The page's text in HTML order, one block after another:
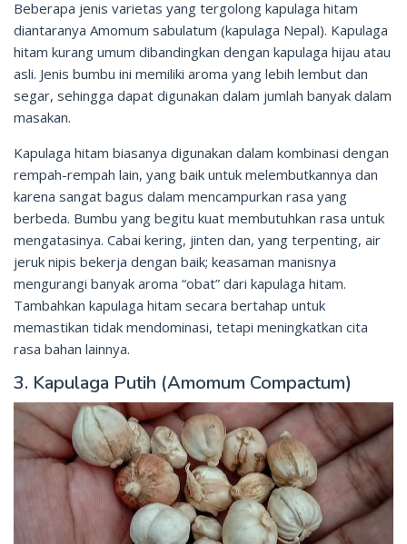
Beberapa jenis varietas yang tergolong kapulaga hitam
diantaranya Amomum sabulatum (kapulaga Nepal). Kapulaga
hitam kurang umum dibandingkan dengan kapulaga hijau atau
asli. Jenis bumbu ini memiliki aroma yang lebih lembut dan
segar, sehingga dapat digunakan dalam jumlah banyak dalam
masakan.
Kapulaga hitam biasanya digunakan dalam kombinasi dengan
rempah-rempah lain, yang baik untuk melembutkannya dan
karena sangat bagus dalam mencampurkan rasa yang
berbeda. Bumbu yang begitu kuat membutuhkan rasa untuk
mengatasinya. Cabai kering, jinten dan, yang terpenting, air
jeruk nipis bekerja dengan baik; keasaman manisnya
mengurangi banyak aroma “obat” dari kapulaga hitam.
Tambahkan kapulaga hitam secara bertahap untuk
memastikan tidak mendominasi, tetapi meningkatkan cita
rasa bahan lainnya.
3. Kapulaga Putih (Amomum Compactum)